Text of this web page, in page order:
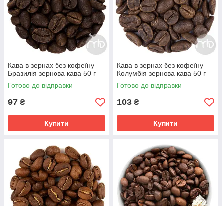
Кава в зернах без кофеїну
Бразилія зернова кава 50 г
Готово до відправки
97 ₴
Купити
Кава в зернах без кофеїну
Колумбія зернова кава 50 г
Готово до відправки
103 ₴
Купити